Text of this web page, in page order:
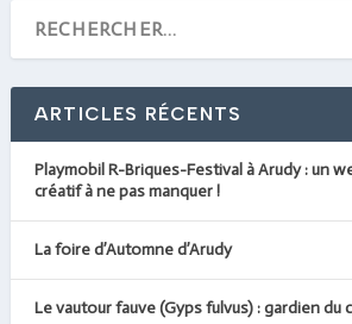
ARTICLES RÉCENTS
Playmobil R-Briques-Festival à Arudy : un
créatif à ne pas manquer !
La foire d’Automne d’Arudy
Le vautour fauve (Gyps fulvus) : gardien du